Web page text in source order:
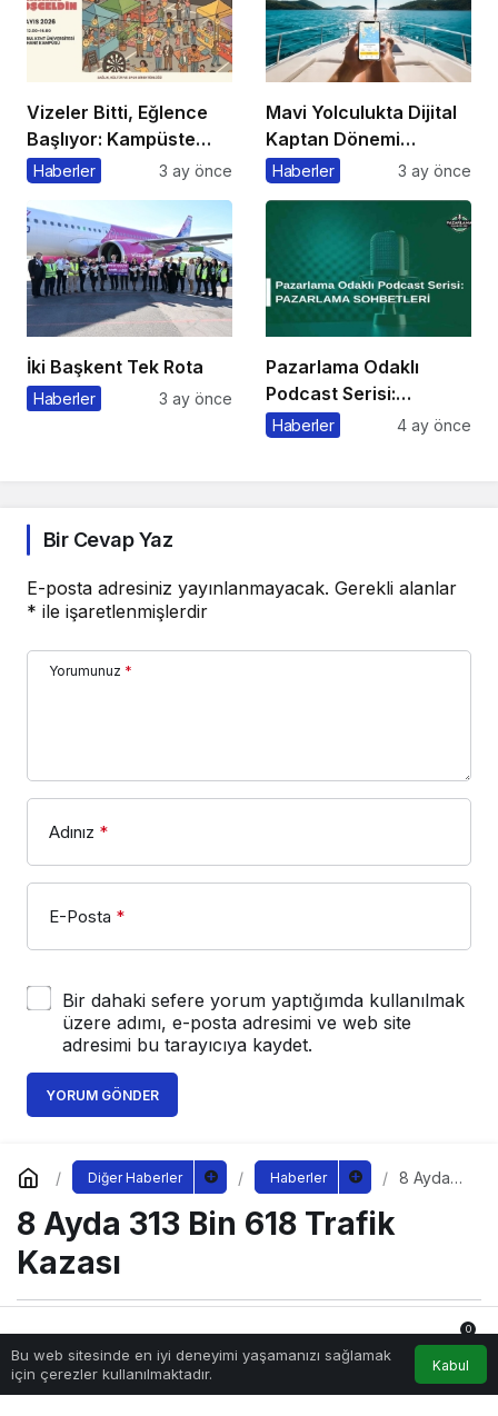
Vizeler Bitti, Eğlence
Başlıyor: Kampüste
Bahar Festivali
Haberler 3 ay önce
Mavi Yolculukta Dijital
Kaptan Dönemi
Başlıyor
Haberler 3 ay önce
İki Başkent Tek Rota
Haberler 3 ay önce
Pazarlama Odaklı
Podcast Serisi:
Pazarlama Sohbetleri
Haberler 4 ay önce
Bir Cevap Yaz
E-posta adresiniz yayınlanmayacak. Gerekli alanlar
* ile işaretlenmişlerdir
Yorumunuz *
Adınız *
E-Posta *
Bir dahaki sefere yorum yaptığımda kullanılmak
üzere adımı, e-posta adresimi ve web site
adresimi bu tarayıcıya kaydet.
YORUM GÖNDER
Diğer Haberler Haberler
8 Ayda
8 Ayda 313 Bin 618 Trafik
Kazası
Sağlıklı.Orgtarafından yayınlandı
9 Eylül 2022, 10:40yayınlandı
210
Bu web sitesinde en iyi deneyimi yaşamanızı sağlamak
için çerezler kullanılmaktadır.
Kabul
Anasayfa Akış Hesabım Bildirimler
0